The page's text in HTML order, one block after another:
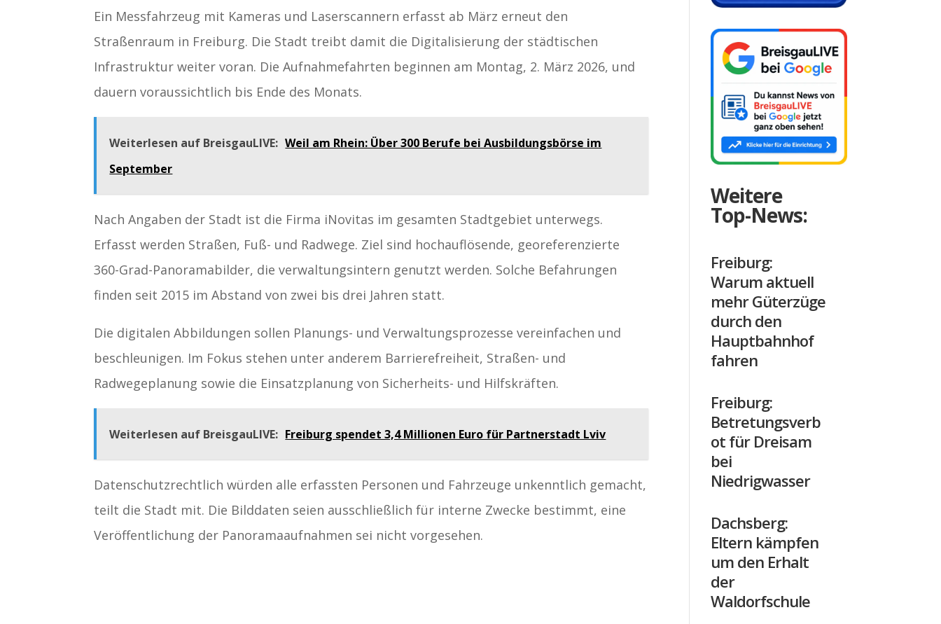
Ein Messfahrzeug mit Kameras und Laserscannern erfasst ab März erneut den
Straßenraum in Freiburg. Die Stadt treibt damit die Digitalisierung der städtischen
Infrastruktur weiter voran. Die Aufnahmefahrten beginnen am Montag, 2. März 2026, und
dauern voraussichtlich bis Ende des Monats.
Weiterlesen auf BreisgauLIVE: Weil am Rhein: Über 300 Berufe bei Ausbildungsbörse im
September
Nach Angaben der Stadt ist die Firma iNovitas im gesamten Stadtgebiet unterwegs.
Erfasst werden Straßen, Fuß- und Radwege. Ziel sind hochauflösende, georeferenzierte
360-Grad-Panoramabilder, die verwaltungsintern genutzt werden. Solche Befahrungen
finden seit 2015 im Abstand von zwei bis drei Jahren statt.
Die digitalen Abbildungen sollen Planungs- und Verwaltungsprozesse vereinfachen und
beschleunigen. Im Fokus stehen unter anderem Barrierefreiheit, Straßen- und
Radwegeplanung sowie die Einsatzplanung von Sicherheits- und Hilfskräften.
Weiterlesen auf BreisgauLIVE: Freiburg spendet 3,4 Millionen Euro für Partnerstadt Lviv
Datenschutzrechtlich würden alle erfassten Personen und Fahrzeuge unkenntlich gemacht,
teilt die Stadt mit. Die Bilddaten seien ausschließlich für interne Zwecke bestimmt, eine
Veröffentlichung der Panoramaaufnahmen sei nicht vorgesehen.
Weitere
Top-News:
Freiburg:
Warum aktuell
mehr Güterzüge
durch den
Hauptbahnhof
fahren
Freiburg:
Betretungsverb
ot für Dreisam
bei
Niedrigwasser
Dachsberg:
Eltern kämpfen
um den Erhalt
der
Waldorfschule